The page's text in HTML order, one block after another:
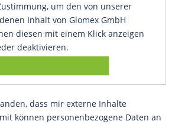
um den von unserer
Inhalt von Glomex GmbH
diesen mit einem Klick anzeigen
deaktivieren.
dass mir externe Inhalte
können personenbezogene Daten an